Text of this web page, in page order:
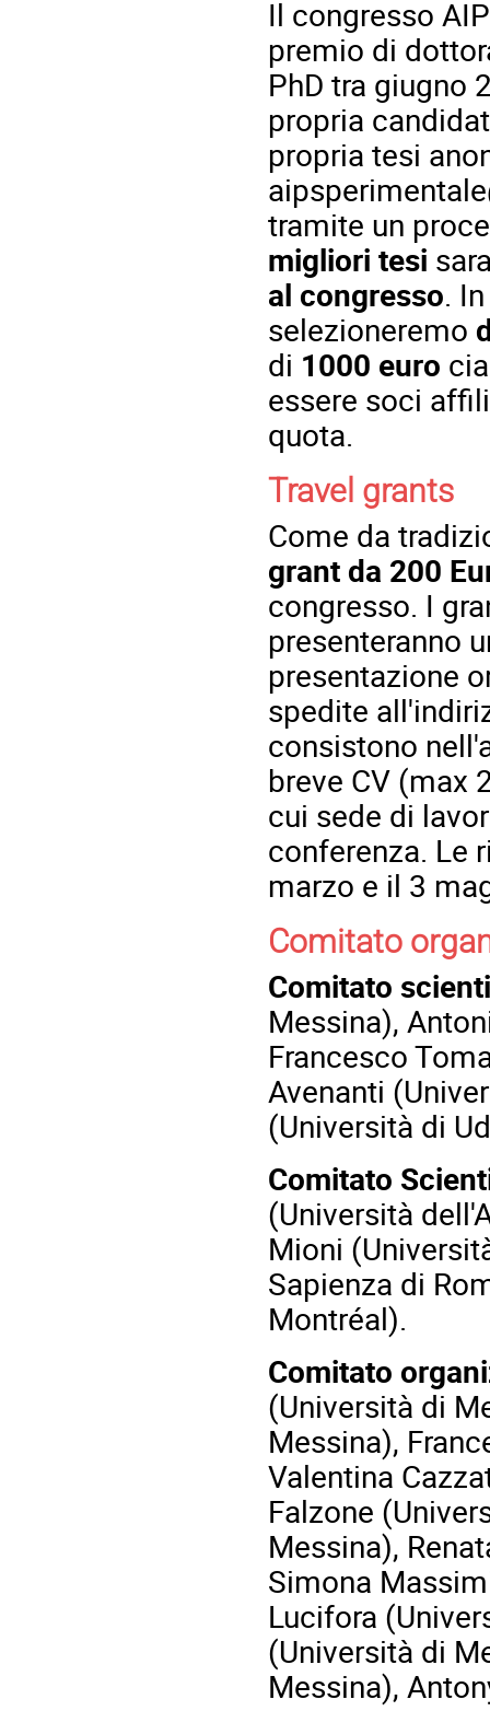
Il congresso
premio di
PhD tra giugno
propria
propria tesi
tramite un
migliori tesi
al congresso.
selezioneremo
di 1000 euro
essere soci
quota.
Travel grants
Come da
grant da 200
congresso. I
presenteranno
presentazione
spedite
consistono
breve CV (max
cui sede di
conferenza. Le
marzo e il 3
Comitato
Comitato
Messina),
Francesco
Avenanti
(Università di
Comitato
(Università
Mioni
Sapienza di
Montréal).
Comitato
(Università di
Messina),
Valentina
Falzone
Messina),
Simona
Lucifora
(Università di
Messina),